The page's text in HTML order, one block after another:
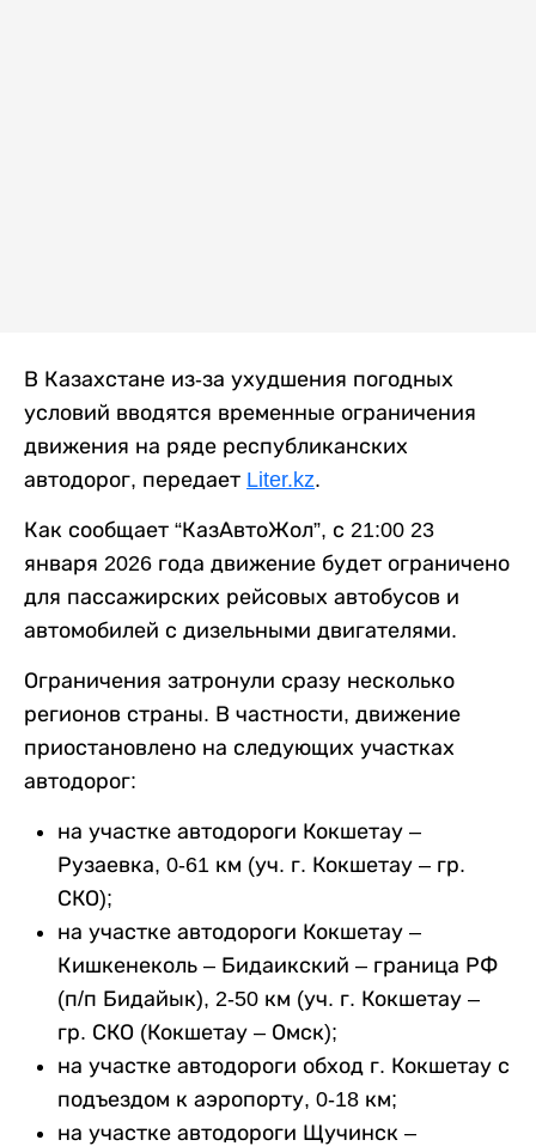
В Казахстане из-за ухудшения погодных
условий вводятся временные ограничения
движения на ряде республиканских
автодорог, передает Liter.kz.
Как сообщает “КазАвтоЖол”, с 21:00 23
января 2026 года движение будет ограничено
для пассажирских рейсовых автобусов и
автомобилей с дизельными двигателями.
Ограничения затронули сразу несколько
регионов страны. В частности, движение
приостановлено на следующих участках
автодорог:
на участке автодороги Кокшетау –
Рузаевка, 0-61 км (уч. г. Кокшетау – гр.
СКО);
на участке автодороги Кокшетау –
Кишкенеколь – Бидаикский – граница РФ
(п/п Бидайык), 2-50 км (уч. г. Кокшетау –
гр. СКО (Кокшетау – Омск);
на участке автодороги обход г. Кокшетау с
подъездом к аэропорту, 0-18 км;
на участке автодороги Щучинск –